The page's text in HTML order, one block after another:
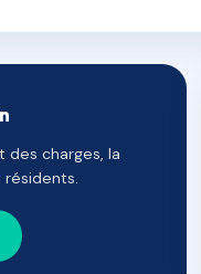
des charges, la
résidents.